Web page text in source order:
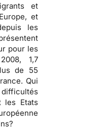
et
et
les
pour les
1,7
de 55
Qui
les Etats